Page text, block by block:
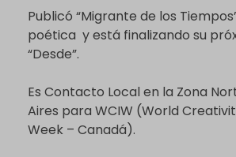
Publicó “Migrante de los
poética y está finalizando su
“Desde”.
Es Contacto Local en la Zona
Aires para WCIW (World
Week – Canadá).